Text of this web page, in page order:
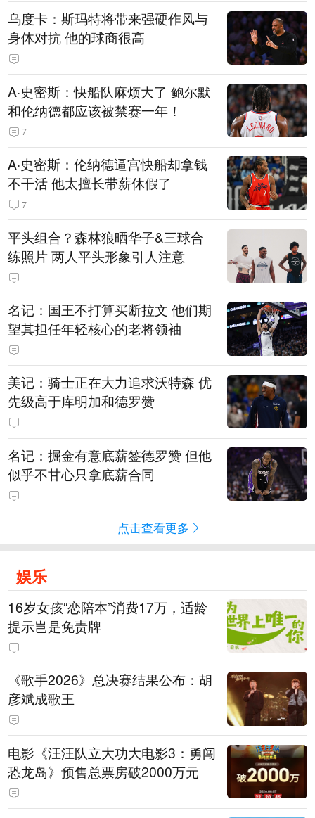
乌度卡：斯玛特将带来强硬作风与
身体对抗 他的球商很高
A·史密斯：快船队麻烦大了 鲍尔默
和伦纳德都应该被禁赛一年！
7
A·史密斯：伦纳德逼宫快船却拿钱
不干活 他太擅长带薪休假了
7
平头组合？森林狼晒华子&三球合
练照片 两人平头形象引人注意
名记：国王不打算买断拉文 他们期
望其担任年轻核心的老将领袖
美记：骑士正在大力追求沃特森 优
先级高于库明加和德罗赞
名记：掘金有意底薪签德罗赞 但他
似乎不甘心只拿底薪合同
点击查看更多
娱乐
16岁女孩“恋陪本”消费17万，适龄
提示岂是免责牌
《歌手2026》总决赛结果公布：胡
彦斌成歌王
电影《汪汪队立大功大电影3：勇闯
恐龙岛》预售总票房破2000万元